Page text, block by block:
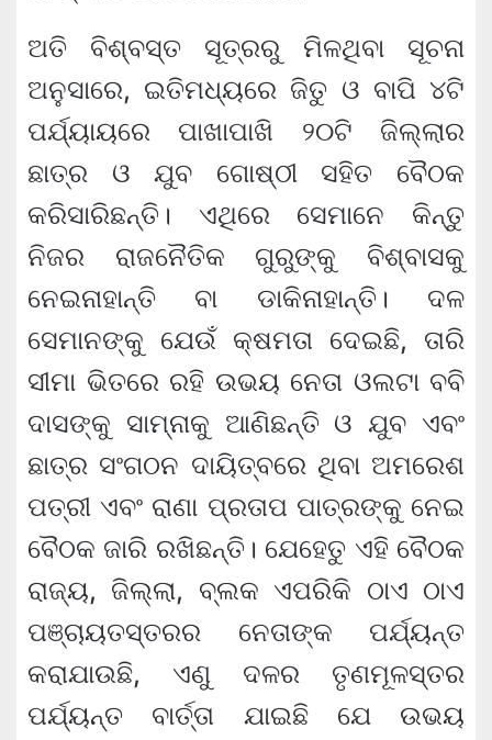
ଅତି ବିଶ୍ବସ୍ତ ସୂତ୍ରରୁ ମିଳଥିବା ସୂଚନା
ଅନୁସାରେ, ଇତିମଧ୍ୟରେ ଜିତୁ ଓ ବାପି ୪ଟି
ପର୍ଯ୍ୟାୟରେ ପାଖାପାଖି ୨୦ଟି ଜିଲ୍ଲାର
ଛାତ୍ର ଓ ଯୁବ ଗୋଷ୍ଠୀ ସହିତ ବୈଠକ
କରିସାରିଛନ୍ତି। ଏଥିରେ ସେମାନେ କିନ୍ତୁ
ନିଜର ରାଜନୈତିକ ଗୁରୁଙ୍କୁ ବିଶ୍ବାସକୁ
ନେଇନାହାନ୍ତି ବା ଡାକିନାହାନ୍ତି। ଦଳ
ସେମାନଙ୍କୁ ଯେଉଁ କ୍ଷମତା ଦେଇଛି, ତାରି
ସୀମା ଭିତରେ ରହି ଉଭୟ ନେତା ଓଲଟା ବବି
ଦାସଙ୍କୁ ସାମ୍ନାକୁ ଆଣିଛନ୍ତି ଓ ଯୁବ ଏବଂ
ଛାତ୍ର ସଂଗଠନ ଦାୟିତ୍ବରେ ଥିବା ଅମରେଶ
ପତ୍ରୀ ଏବଂ ରାଣା ପ୍ରତାପ ପାତ୍ରଙ୍କୁ ନେଇ
ବୈଠକ ଜାରି ରଖିଛନ୍ତି। ଯେହେତୁ ଏହି ବୈଠକ
ରାଜ୍ୟ, ଜିଲ୍ଲା, ବ୍ଲକ ଏପରିକି ଠାଏ ଠାଏ
ପଞ୍ଚାୟତସ୍ତରର ନେତାଙ୍କ ପର୍ଯ୍ୟନ୍ତ
କରାଯାଉଛି, ଏଣୁ ଦଳର ତୃଣମୂଳ​ସ୍ତର
ପର୍ଯ୍ୟନ୍ତ ବାର୍ତ୍ତା ଯାଇଛି ଯେ ଉଭୟ